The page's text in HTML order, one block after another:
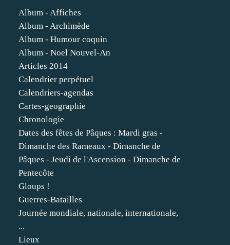
Album - Affiches
Album - Archimède
Album - Humour coquin
Album - Noel Nouvel-An
Articles 2014
Calendrier perpétuel
Calendriers-agendas
Cartes-geographie
Chronologie
Dates des fêtes de Pâques : Mardi gras -
Dimanche des Rameaux - Dimanche de
Pâques - Jeudi de l'Ascension - Dimanche de
Pentecôte
Gloups !
Guerres-Batailles
Journée mondiale, nationale, internationale,
...
Lieux